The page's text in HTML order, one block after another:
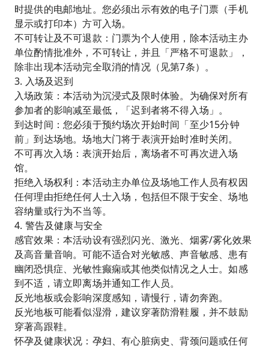
时提供的电邮地址。您必须出示有效的电子门票（手机
显示或打印本）方可入场。
不可转让及不可退款：门票为个人使用，除本活动主办
单位酌情批准外，不可转让，并且「严格不可退款」，
除非出现本活动完全取消的情况（见第7条）。
3. 入场及迟到
入场政策：本活动为沉浸式及限时体验。为确保对所有
参加者的影响减至最低，「迟到者将不得入场」。
到达时间：您必须于预约场次开始时间「至少15分钟
前」到达场地。场地大门将于表演开始时准时关闭。
不可再次入场：表演开始后，离场者不可再次进入场
馆。
拒绝入场权利：本活动主办单位及场地工作人员有权因
任何理由拒绝任何人士入场，包括但不限于安全、场地
容纳量或行为不当等。
4. 警告及健康与安全
感官效果：本活动设有强烈闪光、激光、烟雾/雾化效果
及高音量音响。可能不适合对光敏感、声音敏感、患有
幽闭恐惧症、光敏性癫痫或其他类似情况之人士。如感
到不适，请立即离场并通知工作人员。
反光地板或会影响深度感知，请慢行，请勿奔跑。
反光地板可能看似湿滑，建议穿著防滑鞋履，并不鼓励
穿著高跟鞋。
怀孕及健康状况：孕妇、有心脏病史、背颈问题或任何